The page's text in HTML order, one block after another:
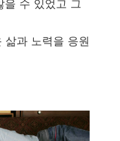
을 수 있었고 그
삶과 노력을 응원